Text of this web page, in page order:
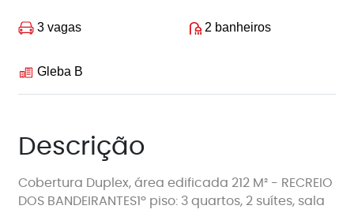
3 vagas 2 banheiros
Gleba B
Descrição
Cobertura Duplex, área edificada 212 M² - RECREIO
DOS BANDEIRANTES1º piso: 3 quartos, 2 suítes, sala